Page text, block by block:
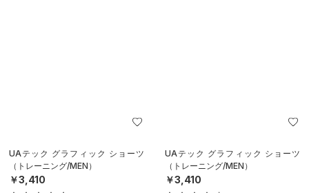
UAテック グラフィック ショーツ
（トレーニング/MEN）
￥3,410
UAテック グラフィック ショーツ
（トレーニング/MEN）
￥3,410